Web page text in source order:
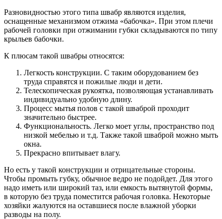
Разновидностью этого типа швабр являются изделия,
оснащенные механизмом отжима «бабочка». При этом плечи
рабочей головки при отжимании губки складываются по типу
крыльев бабочки.
К плюсам такой швабры относятся:
Легкость конструкции. С таким оборудованием без
труда справятся и пожилые люди и дети.
Телескопическая рукоятка, позволяющая устанавливать
индивидуально удобную длину.
Процесс мытья полов с такой шваброй проходит
значительно быстрее.
Функциональность. Легко моет углы, пространство под
низкой мебелью и т.д. Также такой шваброй можно мыть
окна.
Прекрасно впитывает влагу.
Но есть у такой конструкции и отрицательные стороны.
Чтобы промыть губку, обычное ведро не подойдет. Для этого
надо иметь или широкий таз, или емкость вытянутой формы,
в которую без труда поместится рабочая головка. Некоторые
хозяйки жалуются на оставшиеся после влажной уборки
разводы на полу.